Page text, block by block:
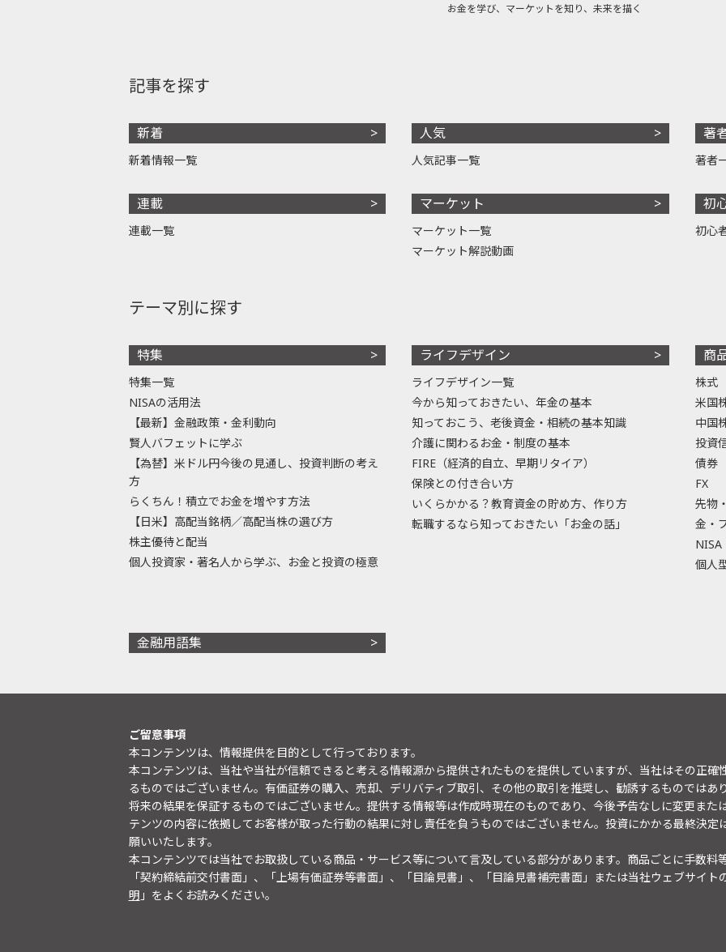
お金を学び、マーケットを知り、未来を描く
記事を探す
新着
新着情報一覧
連載
連載一覧
人気
人気記事一覧
マーケット
マーケット一覧
マーケット解説動画
著
著者
初
初心
テーマ別に探す
特集
特集一覧
NISAの活用法
【最新】金融政策・金利動向
賢人バフェットに学ぶ
【為替】米ドル円今後の見通し、投資判断の考え
方
らくちん！積立でお金を増やす方法
【日米】高配当銘柄／高配当株の選び方
株主優待と配当
個人投資家・著名人から学ぶ、お金と投資の極意
ライフデザイン
ライフデザイン一覧
今から知っておきたい、年金の基本
知っておこう、老後資金・相続の基本知識
介護に関わるお金・制度の基本
FIRE（経済的自立、早期リタイア）
保険との付き合い方
いくらかかる？教育資金の貯め方、作り方
転職するなら知っておきたい「お金の話」
商
株式
米国
中国
投資
債券
FX
先物
金・
NISA
個人
金融用語集
ご留意事項
本コンテンツは、情報提供を目的として行っております。
本コンテンツは、当社や当社が信頼できると考える情報源から提供されたものを提供していますが、当社はその正
るものではございません。有価証券の購入、売却、デリバティブ取引、その他の取引を推奨し、勧誘するものではあ
将来の結果を保証するものではございません。提供する情報等は作成時現在のものであり、今後予告なしに変更また
テンツの内容に依拠してお客様が取った行動の結果に対し責任を負うものではございません。投資にかかる最終決
願いいたします。
本コンテンツでは当社でお取扱している商品・サービス等について言及している部分があります。商品ごとに手数料
「契約締結前交付書面」、「上場有価証券等書面」、「目論見書」、「目論見書補完書面」または当社ウェブサイト
明 」をよくお読みください。